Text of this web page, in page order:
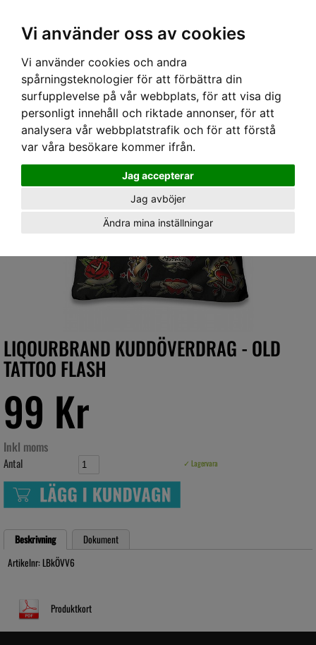
Vi använder oss av cookies
Vi använder cookies och andra
spårningsteknologier för att förbättra din
surfupplevelse på vår webbplats, för att visa dig
personligt innehåll och riktade annonser, för att
analysera vår webbplatstrafik och för att förstå
var våra besökare kommer ifrån.
Jag accepterar
Jag avböjer
Ändra mina inställningar
Hem› BILEN & HEMMET›KUDDAR› LIQOURBRAND KUDDÖVERDRAG - OLD TATTOO
FLASH
LIQOURBRAND KUDDÖVERDRAG - OLD
TATTOO FLASH
99 Kr
Inkl moms
Antal ✓ Lagervara
Beskrivning
Dokument
Artikelnr: LBkÖVV6
Produktkort